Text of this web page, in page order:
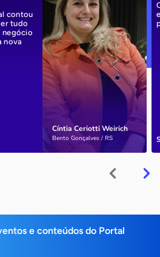
Cíntia Ceriotti Weirich
Bento Gonçalves / RS
contou
tudo
negócio
nova
e conteúdos do Portal